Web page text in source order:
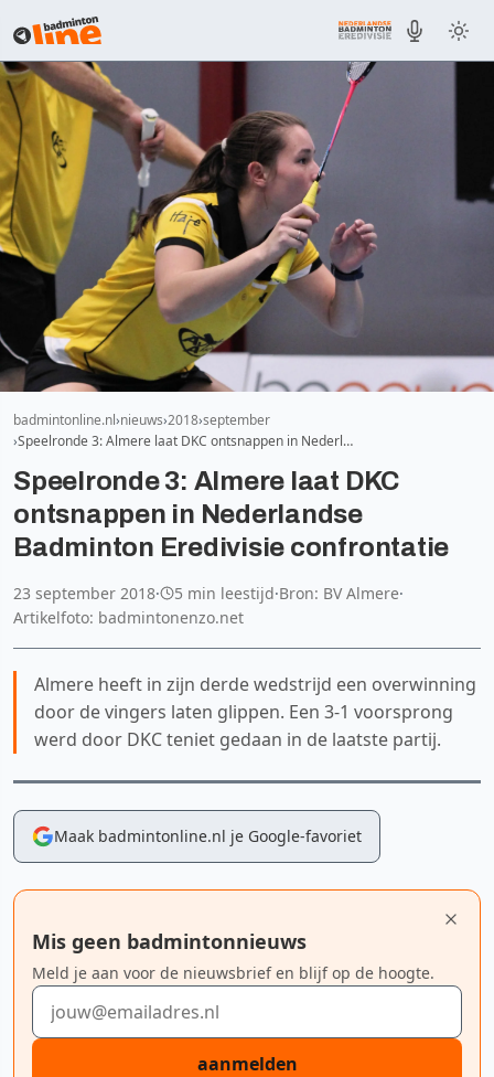
badmintonline.nl nieuws 2018 september
Speelronde 3: Almere laat DKC ontsnappen in Nederl…
Speelronde 3: Almere laat DKC
ontsnappen in Nederlandse
Badminton Eredivisie confrontatie
23 september 2018· 5 min leestijd·Bron: BV Almere·
Artikelfoto: badmintonenzo.net
Almere heeft in zijn derde wedstrijd een overwinning
door de vingers laten glippen. Een 3-1 voorsprong
werd door DKC teniet gedaan in de laatste partij.
Maak badmintonline.nl je Google-favoriet
Mis geen badmintonnieuws
Meld je aan voor de nieuwsbrief en blijf op de hoogte.
E-mailadres
aanmelden